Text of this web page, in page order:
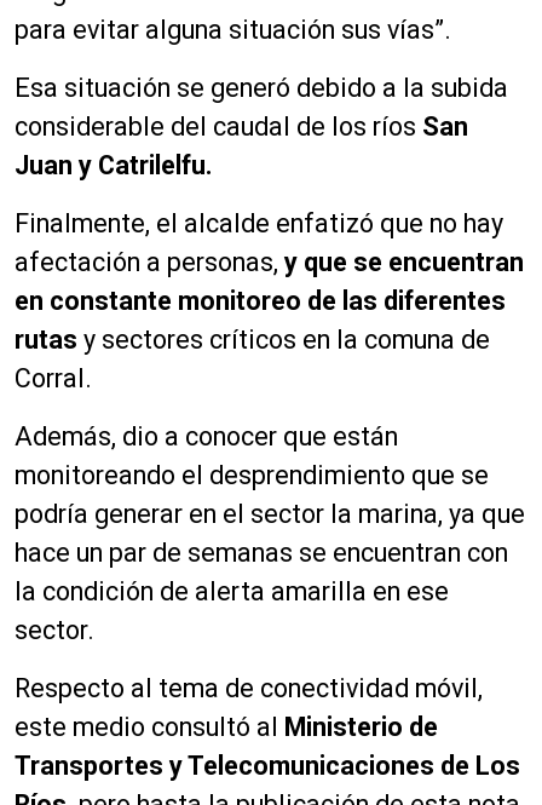
para evitar alguna situación sus vías”.
Esa situación se generó debido a la subida
considerable del caudal de los ríos San
Juan y Catrilelfu.
Finalmente, el alcalde enfatizó que no hay
afectación a personas, y que se encuentran
en constante monitoreo de las diferentes
rutas y sectores críticos en la comuna de
Corral.
Además, dio a conocer que están
monitoreando el desprendimiento que se
podría generar en el sector la marina, ya que
hace un par de semanas se encuentran con
la condición de alerta amarilla en ese
sector.
Respecto al tema de conectividad móvil,
este medio consultó al
Ministerio de
Transportes y Telecomunicaciones de Los